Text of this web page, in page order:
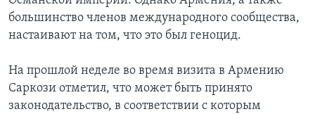
большинство членов международного сообщества,
настаивают на том, что это был геноцид.
На прошлой неделе во время визита в Армению
Саркози отметил, что может быть принято
законодательство, в соответствии с которым